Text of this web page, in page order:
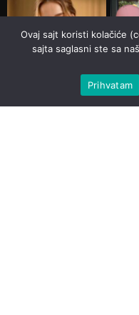
Ovaj sajt koristi kolačiće
sajta saglasni ste sa
Prihvatam